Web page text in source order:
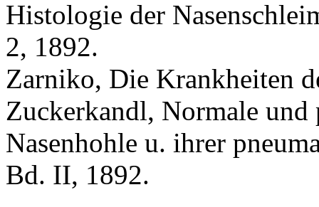
Histologie der
2, 1892.
Zаrniko, Die Krankheiten
Zuckerkandl, Normale und
Nasenhohle u. ihrer
Bd. II, 1892.